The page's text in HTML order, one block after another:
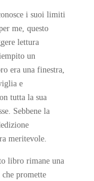
i suoi limiti
me, questo
lettura
un
era una finestra,
e
tutta la sua
Sebbene la
meritevole.
libro rimane una
promette